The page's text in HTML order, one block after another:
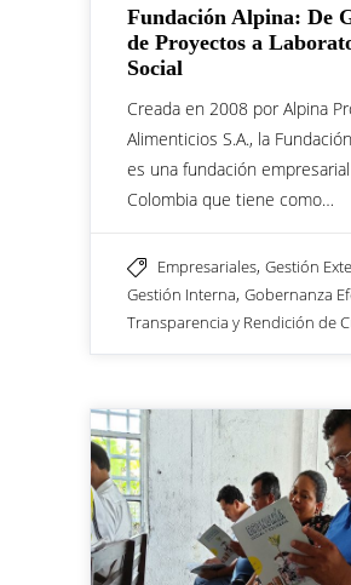
Fundación Alpina: De
de Proyectos a
Social
Creada en 2008 por Alpina
Alimenticios S.A., la
es una fundación
Colombia que tiene como…
Empresariales, Gestión
Gestión Interna, Gobernanza
Transparencia y Rendición de